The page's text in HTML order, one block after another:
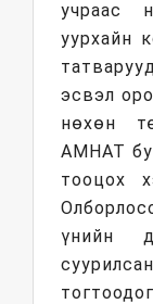
учраас
уурхайн
эсвэл
нөхөн
АМНАТ
тооцох
үнийн